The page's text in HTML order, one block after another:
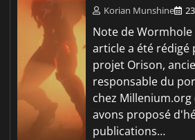
Korian Munshine
Note de Wormhole
article a été rédigé
projet Orison,
responsable du
chez Millenium.org
avons proposé
publications…